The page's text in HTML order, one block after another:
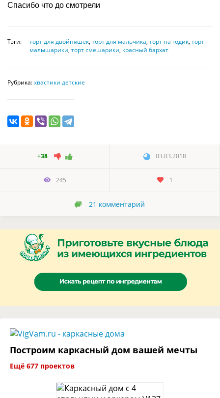
Спасибо что до смотрели
Тэги: торт для двойняшек, торт для мальчика, торт на годик, торт
малышарики, торт смешарики, красный бархат
Рубрика:хвастики детские
+38 03.03.2018
245 1
21 комментарий
Построим каркасный дом вашей мечты
Ещё 677 проектов